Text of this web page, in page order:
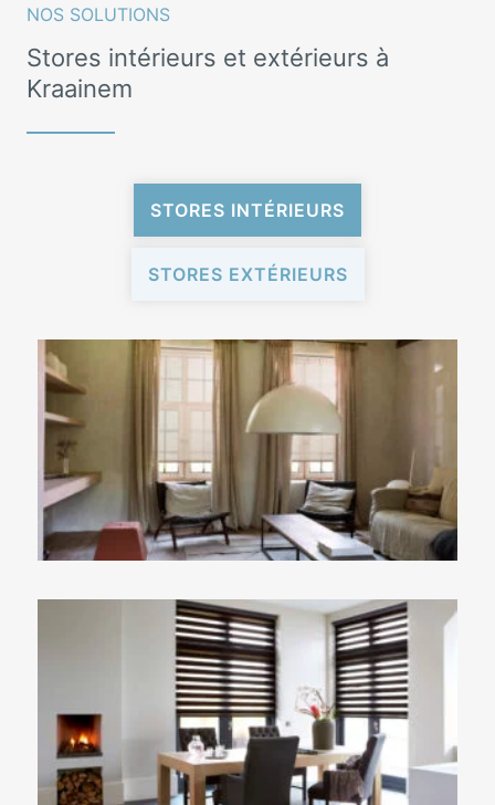
NOS SOLUTIONS
Stores intérieurs et extérieurs à
Kraainem
STORES INTÉRIEURS
STORES EXTÉRIEURS